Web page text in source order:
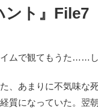
ント』
ムで観てもうた……し
、あまりに不気味な
質になっていた。翌